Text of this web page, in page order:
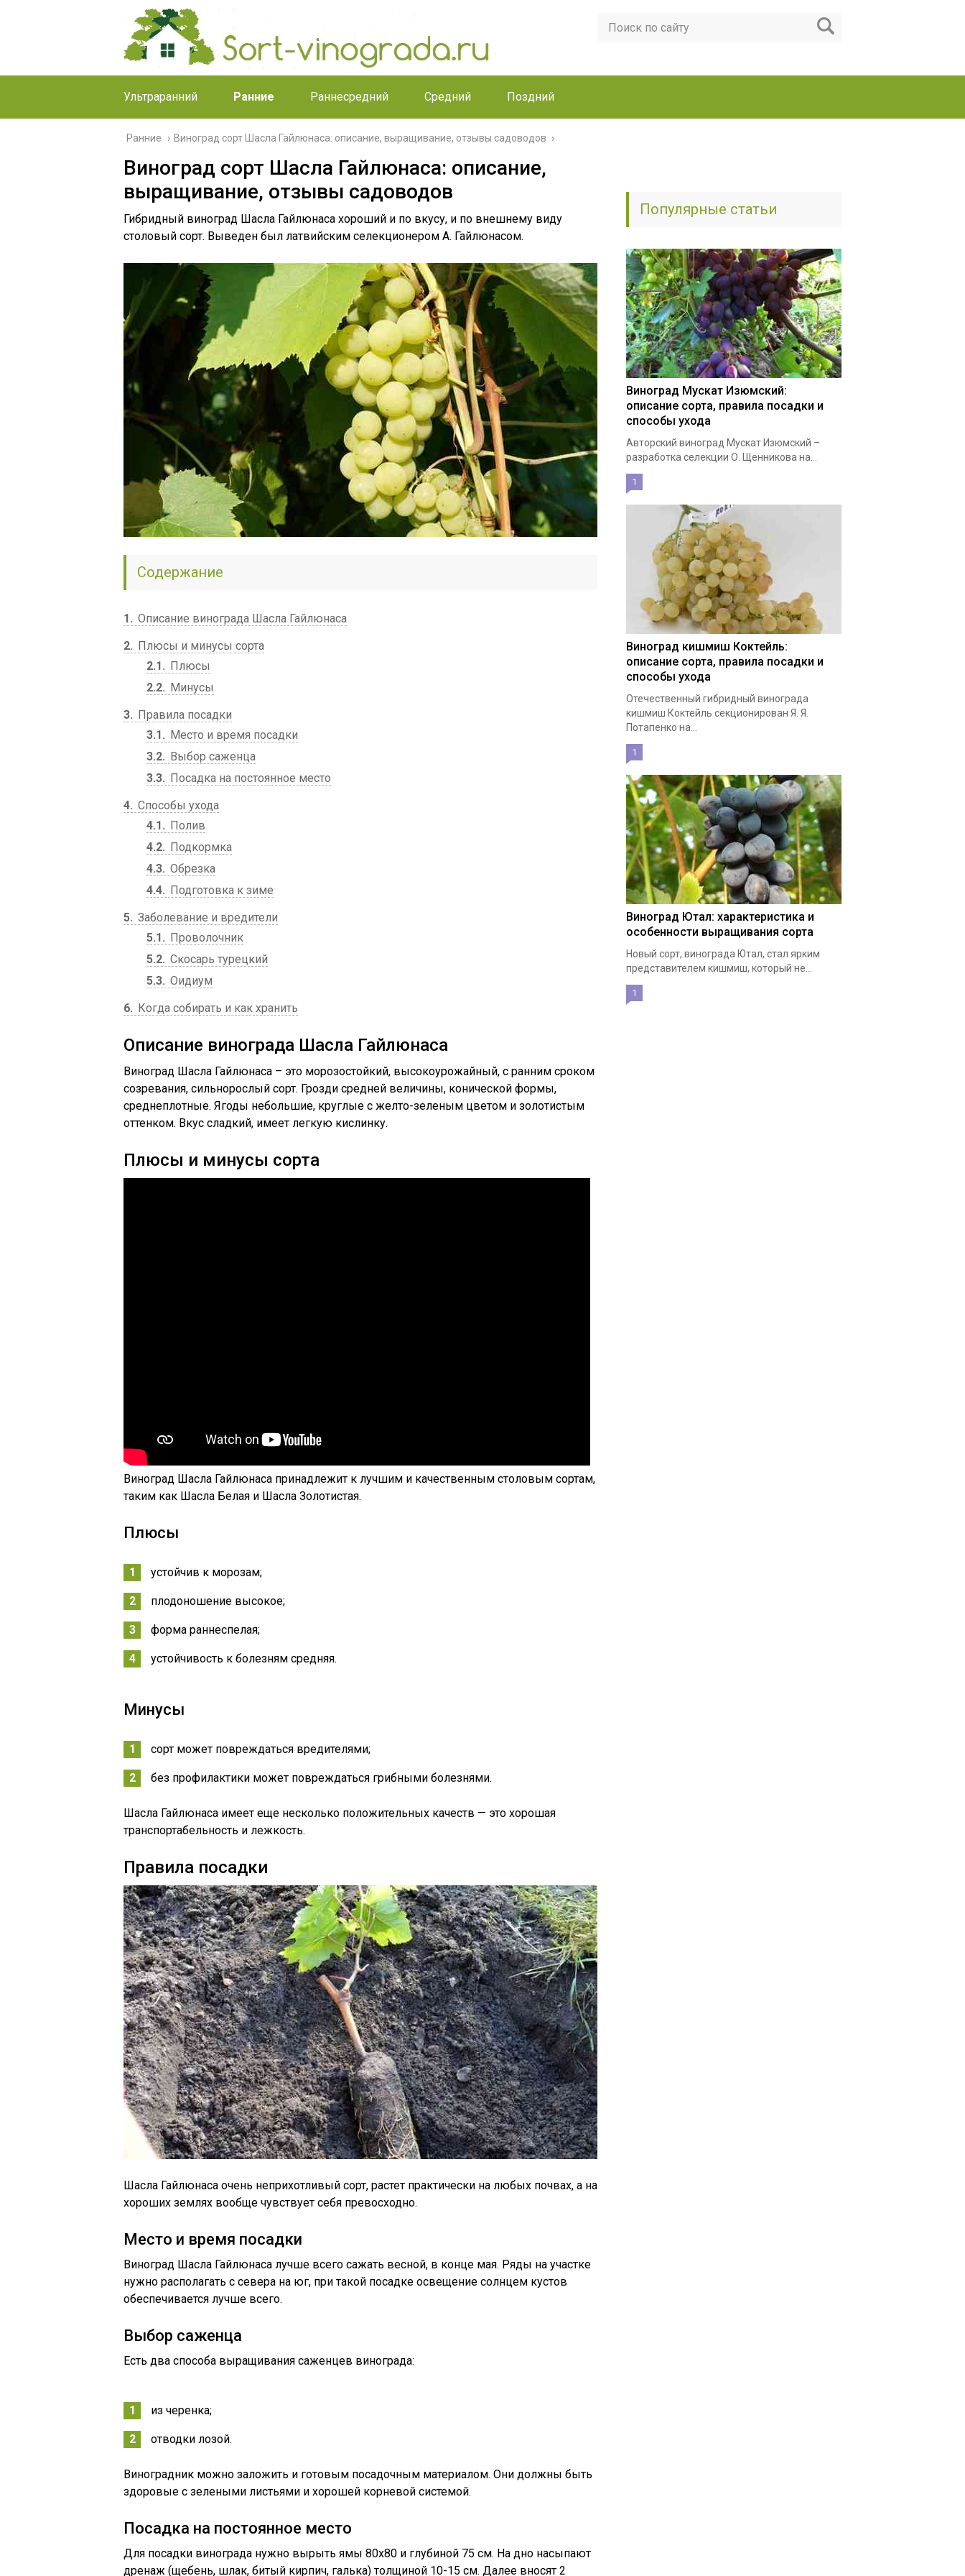
Ультраранний Ранние Раннесредний Средний Поздний
Ранние › Виноград сорт Шасла Гайлюнаса: описание, выращивание, отзывы садоводов
Виноград сорт Шасла Гайлюнаса: описание,
выращивание, отзывы садоводов
Гибридный виноград Шасла Гайлюнаса хороший и по вкусу, и по внешнему виду
столовый сорт. Выведен был латвийским селекционером А. Гайлюнасом.
Содержание
1
Описание винограда Шасла Гайлюнаса
2
Плюсы и минусы сорта
2.1
Плюсы
2.2
Минусы
3
Правила посадки
3.1
Место и время посадки
3.2
Выбор саженца
3.3
Посадка на постоянное место
4 Способы ухода
4.1
Полив
4.2
Подкормка
4.3 Обрезка
4.4
Подготовка к зиме
5 Заболевание и вредители
5.1
Проволочник
5.2 Скосарь турецкий
5.3 Оидиум
6
Когда собирать и как хранить
Описание винограда Шасла Гайлюнаса
Виноград Шасла Гайлюнаса – это морозостойкий, высокоурожайный, с ранним сроком
созревания, сильнорослый сорт. Грозди средней величины, конической формы,
среднеплотные. Ягоды небольшие, круглые с желто-зеленым цветом и золотистым
оттенком. Вкус сладкий, имеет легкую кислинку.
Плюсы и минусы сорта
Виноград Шасла Гайлюнаса принадлежит к лучшим и качественным столовым сортам,
таким как Шасла Белая и Шасла Золотистая.
Плюсы
устойчив к морозам;
плодоношение высокое;
форма раннеспелая;
устойчивость к болезням средняя.
Минусы
сорт может повреждаться вредителями;
без профилактики может повреждаться грибными болезнями.
Шасла Гайлюнаса имеет еще несколько положительных качеств — это хорошая
транспортабельность и лежкость.
Правила посадки
Шасла Гайлюнаса очень неприхотливый сорт, растет практически на любых почвах, а на
хороших землях вообще чувствует себя превосходно.
Место и время посадки
Виноград Шасла Гайлюнаса лучше всего сажать весной, в конце мая. Ряды на участке
нужно располагать с севера на юг, при такой посадке освещение солнцем кустов
обеспечивается лучше всего.
Выбор саженца
Есть два способа выращивания саженцев винограда:
из черенка;
отводки лозой.
Виноградник можно заложить и готовым посадочным материалом. Они должны быть
здоровые с зелеными листьями и хорошей корневой системой.
Посадка на постоянное место
Для посадки винограда нужно вырыть ямы 80х80 и глубиной 75 см. На дно насыпают
дренаж (щебень, шлак, битый кирпич, галька) толщиной 10-15 см. Далее вносят 2
Популярные статьи
Виноград Мускат Изюмский:
описание сорта, правила посадки и
способы ухода
Авторский виноград Мускат Изюмский –
разработка селекции О. Щенникова на...
1
Виноград кишмиш Коктейль:
описание сорта, правила посадки и
способы ухода
Отечественный гибридный винограда
кишмиш Коктейль секционирован Я. Я.
Потапенко на...
1
Виноград Ютал: характеристика и
особенности выращивания сорта
Новый сорт, винограда Ютал, стал ярким
представителем кишмиш, который не...
1